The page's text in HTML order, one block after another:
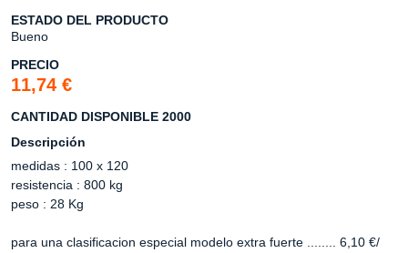
ESTADO DEL PRODUCTO
Bueno
PRECIO
11,74 €
CANTIDAD DISPONIBLE 2000
Descripción
medidas : 100 x 120
resistencia : 800 kg
peso : 28 Kg
para una clasificacion especial modelo extra fuerte ........ 6,10 €/